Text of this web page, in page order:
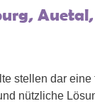
Auetal,
stellen dar eine
nützliche